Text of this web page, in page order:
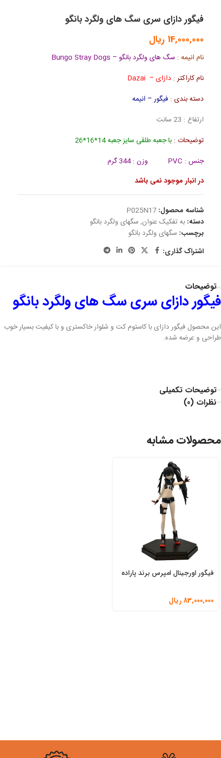
فیگور دازای سری سگ های ولگرد بانگو
14,000,000 ریال
نام انیمه : سگ های ولگرد بانگو – Bungo Stray Dogs
نام کاراکتر : دازای – Dazai
دسته بندی : فیگور – انیمه
ارتفاع : 23 سانت
توضیحات : با جعبه طلقی سایز جعبه 14*16*26
جنس : PVC
وزن : 344 گرم
در انبار موجود نمی باشد
شناسه محصول: P025N17
دسته: به تفکیک عنوان, سگهای ولگرد بانگو
برچسب: سگهای ولگرد بانگو
اشتراک گذاری:
توضیحات
فیگور دازای سری سگ های ولگرد بانگو
این محصول فیگور دازای با کاستوم کت و شلوار خاکستری و با کیفیت بسیار خوب
طراحی و عرضه شده.
توضیحات تکمیلی
نظرات (0)
محصولات مشابه
فیگور اورجینال امپرس برند پاراده
83,000,000ریال